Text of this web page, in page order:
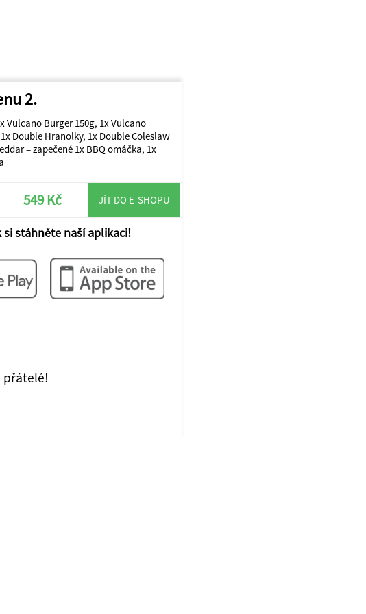
2.
Vulcano Burger 150g, 1x Vulcano
Double Hranolky, 1x Double Coleslaw
– zapečené 1x BBQ omáčka, 1x
549 Kč JÍT DO E-SHOPU
si stáhněte naší aplikaci!
přátelé!